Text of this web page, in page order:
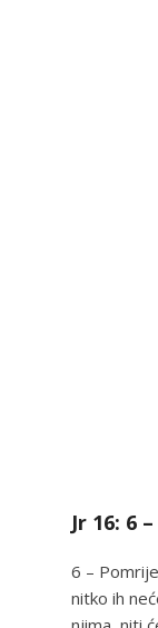
Jr 16: 6
6 –
nitko ih